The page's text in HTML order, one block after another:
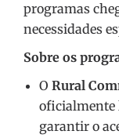
programas
necessidades
Sobre os
O Rural
oficialmente
garantir o